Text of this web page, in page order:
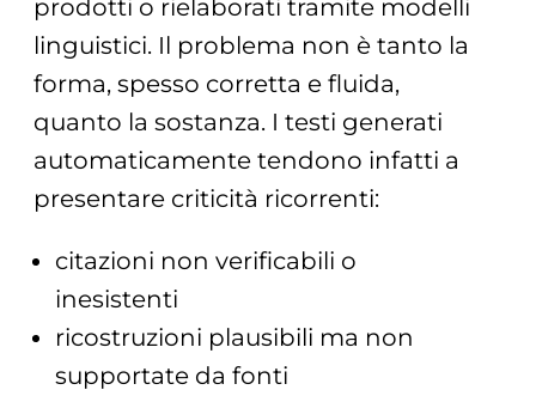
prodotti o rielaborati tramite modelli
linguistici. Il problema non è tanto la
forma, spesso corretta e fluida,
quanto la sostanza. I testi generati
automaticamente tendono infatti a
presentare criticità ricorrenti:
citazioni non verificabili o
inesistenti
ricostruzioni plausibili ma non
supportate da fonti